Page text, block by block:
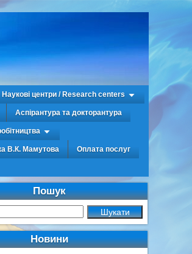
Наукові центри / Research centers
Аспірантура та докторантура
В.К. Мамутова Оплата послуг
Пошук
Новини